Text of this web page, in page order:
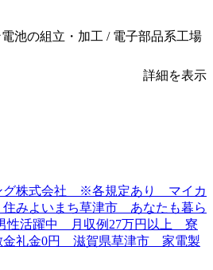
池の組立・加工 / 電子部品系工場
詳細を表示